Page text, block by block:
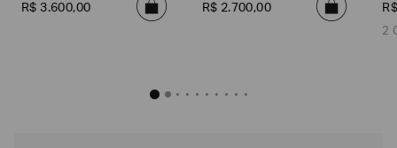
R$ 3.600,00 R$ 2. 700,00
2